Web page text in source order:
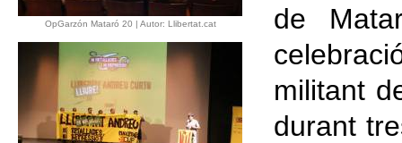
OpGarzón Mataró 20 | Autor: Llibertat.cat
de
militant
durant